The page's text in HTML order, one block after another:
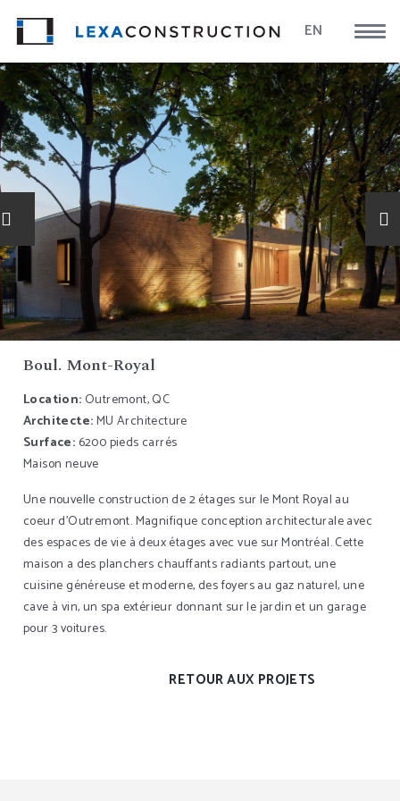
EN
Boul. Mont-Royal
Location: Outremont, QC
Architecte:MU Architecture
Surface: 6200 pieds carrés
Maison neuve
Une nouvelle construction de 2 étages sur le Mont Royal au
coeur d’Outremont. Magnifique conception architecturale avec
des espaces de vie à deux étages avec vue sur Montréal. Cette
maison a des planchers chauffants radiants partout, une
cuisine généreuse et moderne, des foyers au gaz naturel, une
cave à vin, un spa extérieur donnant sur le jardin et un garage
pour 3 voitures.
RETOUR AUX PROJETS